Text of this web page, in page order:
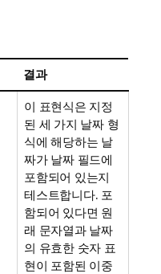
결과
이 표현식은 지정
된 세 가지 날짜 형
식에 해당하는 날
짜가 날짜 필드에
포함되어 있는지
테스트합니다. 포
함되어 있다면 원
래 문자열과 날짜
의 유효한 숫자 표
현이 포함된 이중